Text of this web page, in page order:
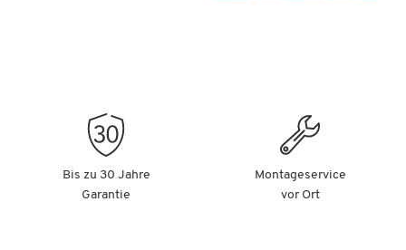
Bis zu 30 Jahre
Garantie
Montageservice
vor Ort